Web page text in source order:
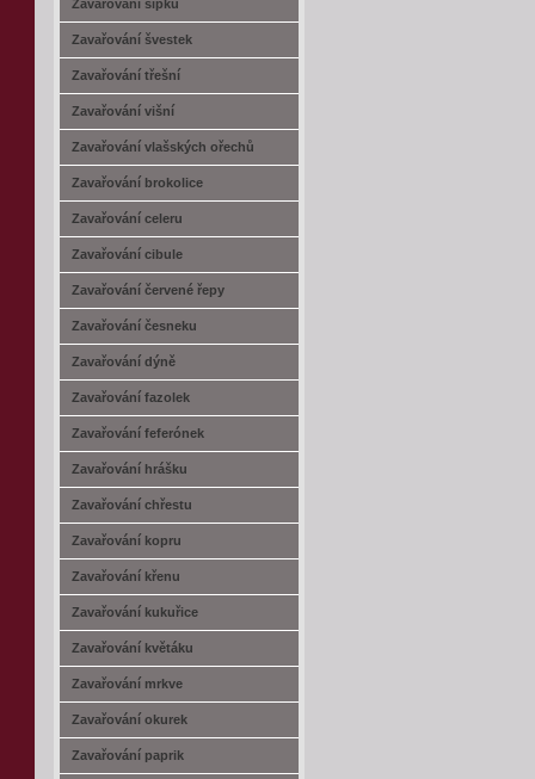
Zavařování šípků
Zavařování švestek
Zavařování třešní
Zavařování višní
Zavařování vlašských ořechů
Zavařování brokolice
Zavařování celeru
Zavařování cibule
Zavařování červené řepy
Zavařování česneku
Zavařování dýně
Zavařování fazolek
Zavařování feferónek
Zavařování hrášku
Zavařování chřestu
Zavařování kopru
Zavařování křenu
Zavařování kukuřice
Zavařování květáku
Zavařování mrkve
Zavařování okurek
Zavařování paprik